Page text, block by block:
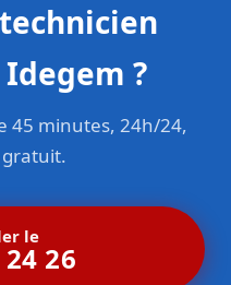
?
45 minutes, 24h/24,
gratuit.
le
26